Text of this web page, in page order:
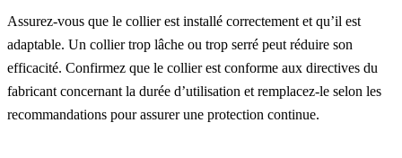
Assurez-vous que le collier est installé correctement et qu’il est
adaptable. Un collier trop lâche ou trop serré peut réduire son
efficacité. Confirmez que le collier est conforme aux directives du
fabricant concernant la durée d’utilisation et remplacez-le selon les
recommandations pour assurer une protection continue.